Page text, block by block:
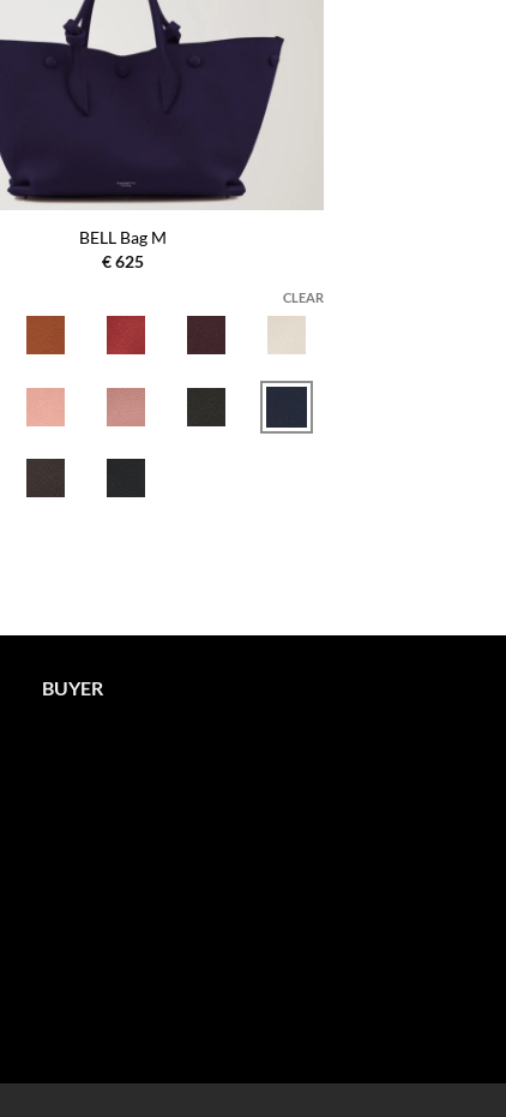
BELL Bag M
€625
CLEAR
BUYER